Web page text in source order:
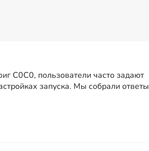
C0C0, пользователи часто задают
запуска. Мы собрали ответы